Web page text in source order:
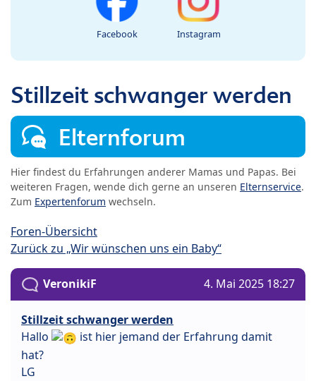
Facebook Instagram
Stillzeit schwanger werden
Elternforum
Hier findest du Erfahrungen anderer Mamas und Papas. Bei
weiteren Fragen, wende dich gerne an unseren Elternservice.
Zum Expertenforum wechseln.
Foren-Übersicht
Zurück zu „Wir wünschen uns ein Baby“
VeronikiF 4. Mai 2025 18:27
Stillzeit schwanger werden
Hallo
ist hier jemand der Erfahrung damit
hat?
LG